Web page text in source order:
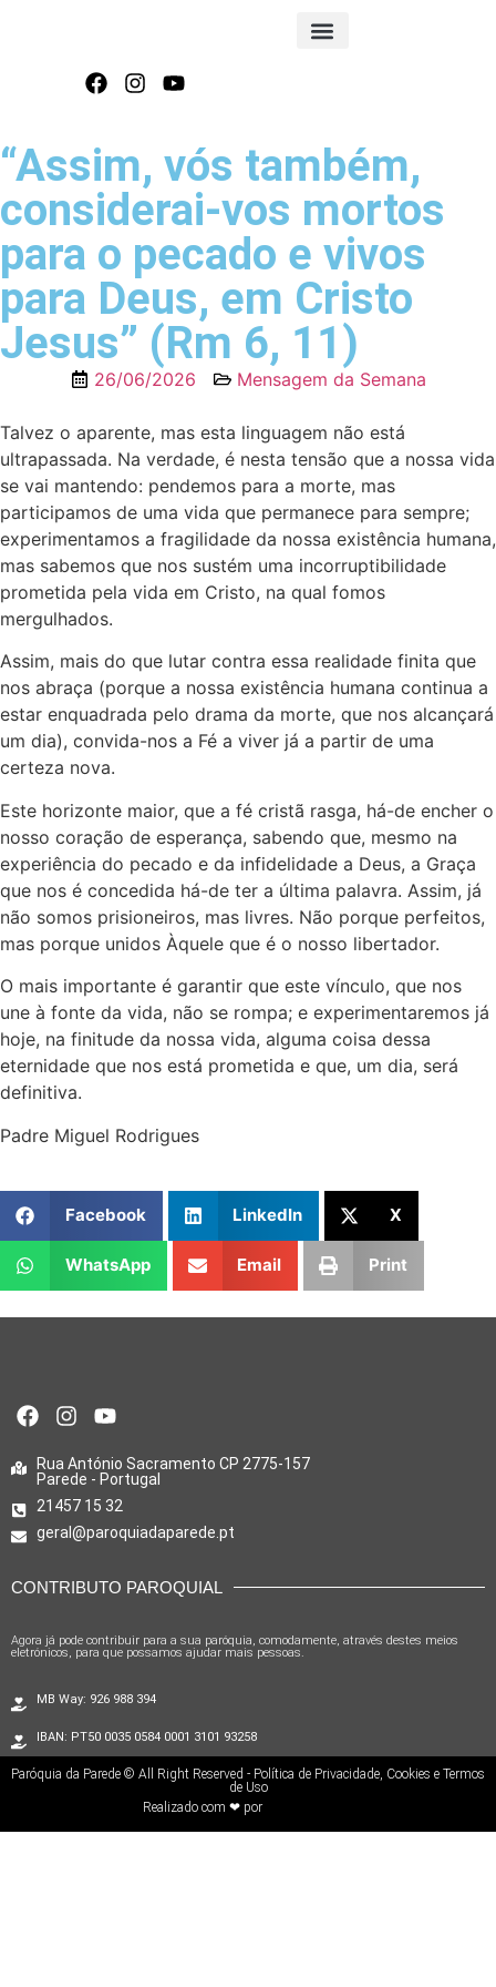
“Assim, vós também,
considerai-vos mortos
para o pecado e vivos
para Deus, em Cristo
Jesus” (Rm 6, 11)
26/06/2026 Mensagem da Semana
Talvez o aparente, mas esta linguagem não está
ultrapassada. Na verdade, é nesta tensão que a nossa vida
se vai mantendo: pendemos para a morte, mas
participamos de uma vida que permanece para sempre;
experimentamos a fragilidade da nossa existência humana,
mas sabemos que nos sustém uma incorruptibilidade
prometida pela vida em Cristo, na qual fomos
mergulhados.
Assim, mais do que lutar contra essa realidade finita que
nos abraça (porque a nossa existência humana continua a
estar enquadrada pelo drama da morte, que nos alcançará
um dia), convida-nos a Fé a viver já a partir de uma
certeza nova.
Este horizonte maior, que a fé cristã rasga, há-de encher o
nosso coração de esperança, sabendo que, mesmo na
experiência do pecado e da infidelidade a Deus, a Graça
que nos é concedida há-de ter a última palavra. Assim, já
não somos prisioneiros, mas livres. Não porque perfeitos,
mas porque unidos Àquele que é o nosso libertador.
O mais importante é garantir que este vínculo, que nos
une à fonte da vida, não se rompa; e experimentaremos já
hoje, na finitude da nossa vida, alguma coisa dessa
eternidade que nos está prometida e que, um dia, será
definitiva.
Padre Miguel Rodrigues
Facebook LinkedIn X
WhatsApp Email Print
Rua António Sacramento CP 2775-157
Parede - Portugal
21457 15 32
geral@paroquiadaparede.pt
CONTRIBUTO PAROQUIAL
Agora já pode contribuir para a sua paróquia, comodamente, através destes meios
eletrónicos, para que possamos ajudar mais pessoas.
MB Way: 926 988 394
IBAN: PT50 0035 0584 0001 3101 93258
Paróquia da Parede © All Right Reserved - Política de Privacidade, Cookies e Termos
de Uso
Realizado com ❤ por